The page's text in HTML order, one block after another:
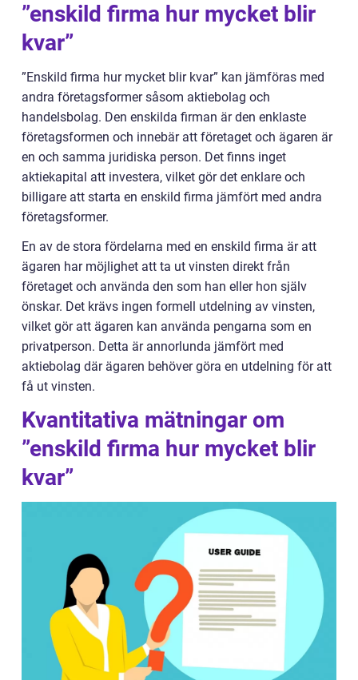
”enskild firma hur mycket blir
kvar”
”Enskild firma hur mycket blir kvar” kan jämföras med
andra företagsformer såsom aktiebolag och
handelsbolag. Den enskilda firman är den enklaste
företagsformen och innebär att företaget och ägaren är
en och samma juridiska person. Det finns inget
aktiekapital att investera, vilket gör det enklare och
billigare att starta en enskild firma jämfört med andra
företagsformer.
En av de stora fördelarna med en enskild firma är att
ägaren har möjlighet att ta ut vinsten direkt från
företaget och använda den som han eller hon själv
önskar. Det krävs ingen formell utdelning av vinsten,
vilket gör att ägaren kan använda pengarna som en
privatperson. Detta är annorlunda jämfört med
aktiebolag där ägaren behöver göra en utdelning för att
få ut vinsten.
Kvantitativa mätningar om
”enskild firma hur mycket blir
kvar”